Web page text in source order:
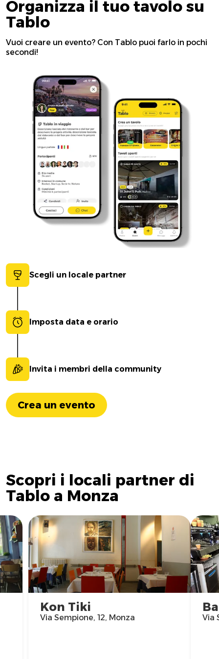
Organizza il tuo tavolo su
Tablo
Vuoi creare un evento? Con Tablo puoi farlo in pochi
secondi!
Scegli un locale partner
Imposta data e orario
Invita i membri della community
Crea un evento
Scopri i locali partner di
Tablo a Monza
Kon Tiki
Via Sempione, 12, Monza Via